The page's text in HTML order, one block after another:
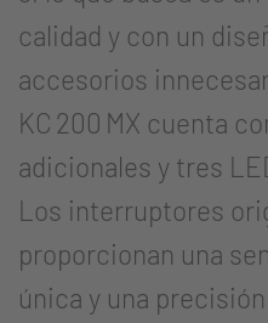
calidad y con un
accesorios
KC 200 MX cuenta
adicionales y tres
Los interruptores
proporcionan una
única y una